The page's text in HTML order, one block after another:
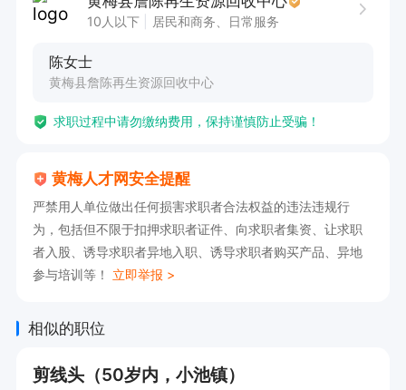
10人以下 居民和商务、日常服务
陈女士
黄梅县詹陈再生资源回收中心
求职过程中请勿缴纳费用，保持谨慎防止受骗！
黄梅人才网安全提醒
严禁用人单位做出任何损害求职者合法权益的违法违规行
为，包括但不限于扣押求职者证件、向求职者集资、让求职
者入股、诱导求职者异地入职、诱导求职者购买产品、异地
参与培训等！ 立即举报 >
相似的职位
剪线头（50岁内，小池镇）